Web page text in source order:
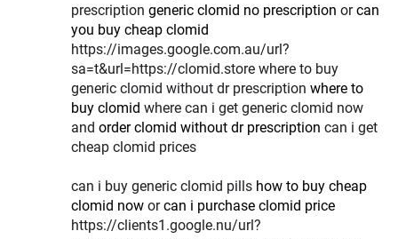
prescription generic clomid no prescription orcan
you buy cheap clomid
https://images.google.com.au/url?
sa=t&url=https://clomid.store where to buy
generic clomid without dr prescription where to
buy clomid where can i get generic clomid now
and order clomid without dr prescription can i get
cheap clomid prices
can i buy generic clomid pills how to buy cheap
clomid now orcan i purchase clomid price
https://clients1.google.nu/url?